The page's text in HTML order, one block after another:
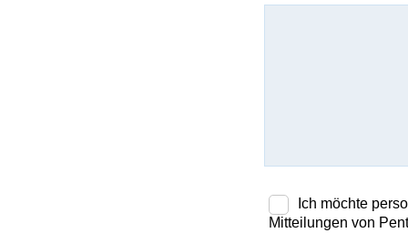
Ich möchte
Mitteilungen von